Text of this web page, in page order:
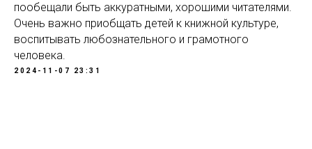
пообещали быть аккуратными, хорошими читателями.
Очень важно приобщать детей к книжной культуре,
воспитывать любознательного и грамотного
человека.
2024-11-07 23:31